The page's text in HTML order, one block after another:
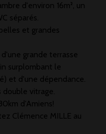
d'environ 16m², un
séparés.
et grandes
grande terrasse
surplombant le
et d'une dépendance.
double vitrage.
d'Amiens!
Clémence MILLE au